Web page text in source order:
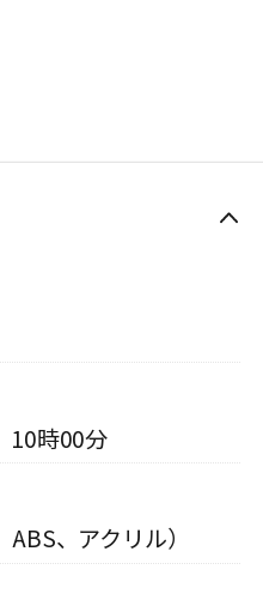
時00分
、アクリル）